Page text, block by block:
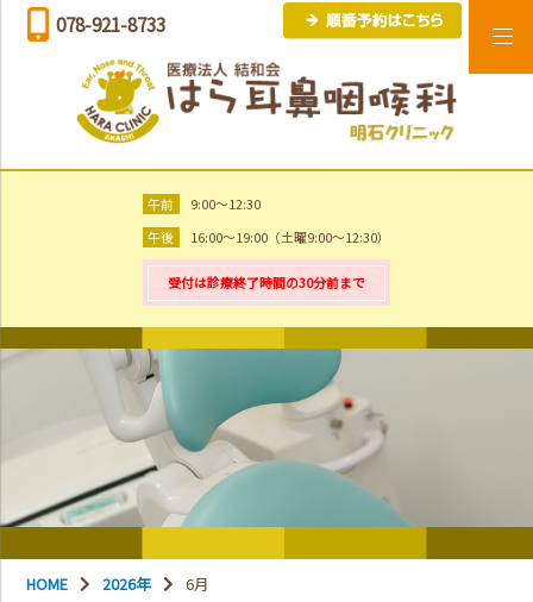
午前
9:00～12:30
午後
16:00～19:00（土曜9:00～12:30）
受付は診療終了時間の30分前まで
078-921-8733
HOME 2026年 6月